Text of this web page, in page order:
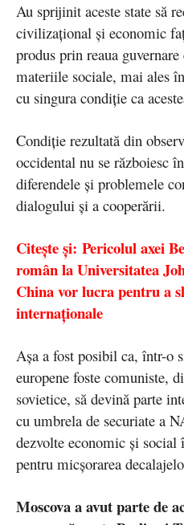
Au sprijinit aceste state să
civilizațional și economic
produs prin reaua
materiile sociale, mai ales
cu singura condiție ca
Condiție rezultată din
occidental nu se războiesc
diferendele și problemele
dialogului și a cooperării.
Citește și: Pericolul axei
român la Universitatea
China vor lucra pentru a
internaționale
Așa a fost posibil ca, într-o
europene foste comuniste,
sovietice, să devină parte
cu umbrela de securiate a
dezvolte economic și
pentru micșorarea
Moscova a avut parte de